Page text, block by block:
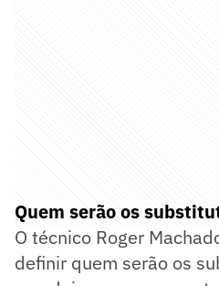
Quem serão os
O técnico Roger
definir quem serão os